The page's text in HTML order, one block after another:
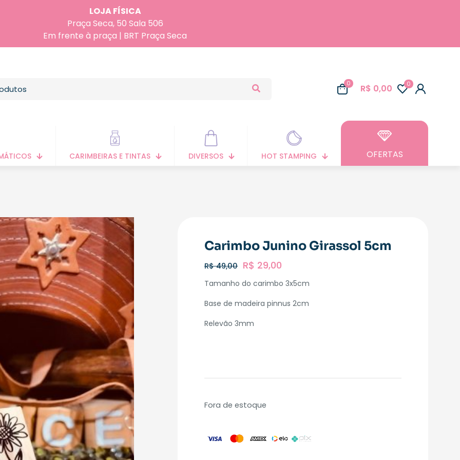
LOJA FÍSICA
Praça Seca, 50 Sala 506
Em frente à praça | BRT Praça Seca
0 R$ 0,00 0
CARIMBEIRAS E TINTAS DIVERSOS HOT STAMPING OFERTAS
Carimbo Junino Girassol 5cm
R$49,00 R$ 29,00
Tamanho do carimbo 3x5cm
Base de madeira pinnus 2cm
Relevão 3mm
Fora de estoque